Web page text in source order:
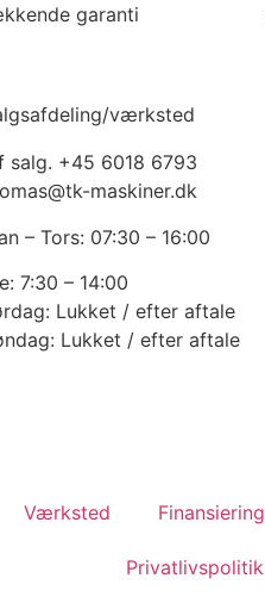
garanti
værksted
salg. +45 6018 6793
maskiner.dk
– Tors: 07:30 – 16:00
7:30 – 14:00
Lukket / efter aftale
Lukket / efter aftale
Værksted Finansiering
Privatlivspolitik